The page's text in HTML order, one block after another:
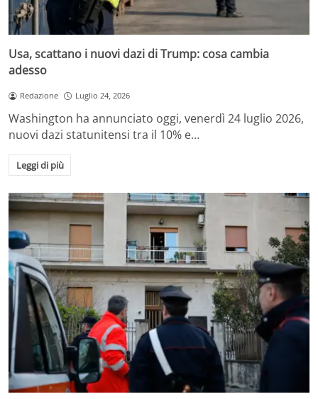
Usa, scattano i nuovi dazi di Trump: cosa cambia
adesso
Redazione Luglio 24, 2026
Washington ha annunciato oggi, venerdì 24 luglio 2026,
nuovi dazi statunitensi tra il 10% e…
Leggi di più